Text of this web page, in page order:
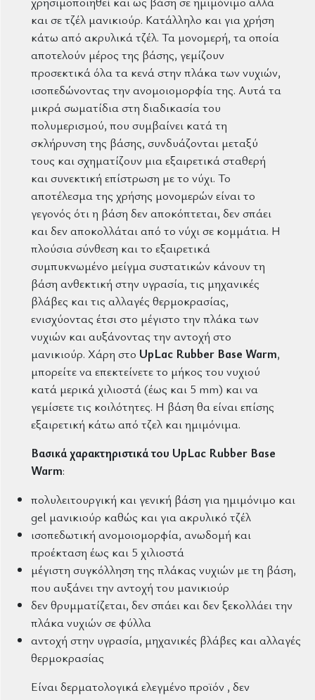
και σε τζέλ μανικιούρ. Κατάλληλο και για χρήση
κάτω από ακρυλικά τζέλ. Τα μονομερή, τα οποία
αποτελούν μέρος της βάσης, γεμίζουν
προσεκτικά όλα τα κενά στην πλάκα των νυχιών,
ισοπεδώνοντας την ανομοιομορφία της. Αυτά τα
μικρά σωματίδια στη διαδικασία του
πολυμερισμού, που συμβαίνει κατά τη
σκλήρυνση της βάσης, συνδυάζονται μεταξύ
τους και σχηματίζουν μια εξαιρετικά σταθερή
και συνεκτική επίστρωση με το νύχι. Το
αποτέλεσμα της χρήσης μονομερών είναι το
γεγονός ότι η βάση δεν αποκόπτεται, δεν σπάει
και δεν αποκολλάται από το νύχι σε κομμάτια. Η
πλούσια σύνθεση και το εξαιρετικά
συμπυκνωμένο μείγμα συστατικών κάνουν τη
βάση ανθεκτική στην υγρασία, τις μηχανικές
βλάβες και τις αλλαγές θερμοκρασίας,
ενισχύοντας έτσι στο μέγιστο την πλάκα των
νυχιών και αυξάνοντας την αντοχή στο
μανικιούρ. Χάρη στο UpLac Rubber Base Warm,
μπορείτε να επεκτείνετε το μήκος του νυχιού
κατά μερικά χιλιοστά (έως και 5 mm) και να
γεμίσετε τις κοιλότητες. Η βάση θα είναι επίσης
εξαιρετική κάτω από τζελ και ημιμόνιμα.
Βασικά χαρακτηριστικά του UpLac Rubber Base
Warm:
πολυλειτουργική και γενική βάση για ημιμόνιμο και
gel μανικιούρ καθώς και για ακρυλικό τζέλ
ισοπεδωτική ανομοιομορφία, ανωδομή και
προέκταση έως και 5 χιλιοστά
μέγιστη συγκόλληση της πλάκας νυχιών με τη βάση,
που αυξάνει την αντοχή του μανικιούρ
δεν θρυμματίζεται, δεν σπάει και δεν ξεκολλάει την
πλάκα νυχιών σε φύλλα
αντοχή στην υγρασία, μηχανικές βλάβες και αλλαγές
θερμοκρασίας
Είναι δερματολογικά ελεγμένο προϊόν , δεν